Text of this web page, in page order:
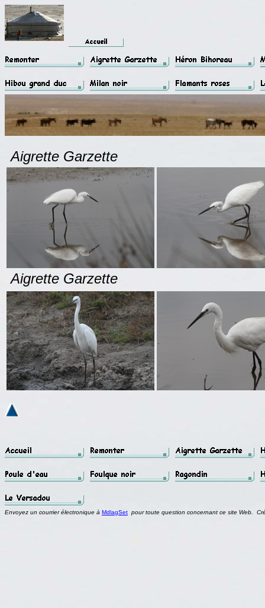
Aigrette Garzette
Aigrette Garzette
Envoyez un courrier électronique à MdlagSet pour toute question concernant ce site Web.